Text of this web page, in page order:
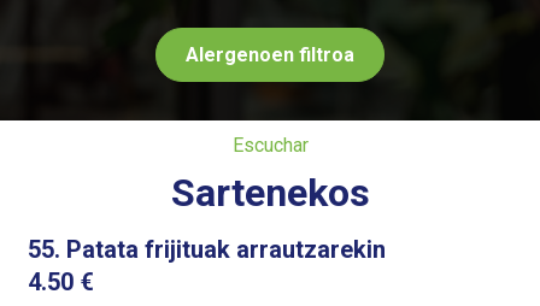
Alergenoen filtroa
Escuchar
Sartenekos
55. Patata frijituak arrautzarekin
4.50 €